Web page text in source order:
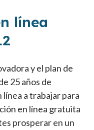
línea
y el plan de
25 años de
a trabajar para
en línea gratuita
prosperar en un